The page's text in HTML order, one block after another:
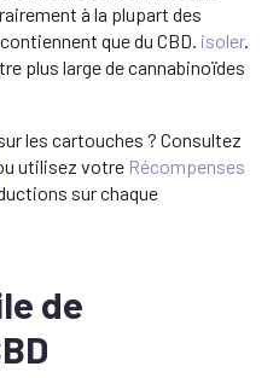
à la plupart des
que du CBD. isoler.
plus large de cannabinoïdes
les cartouches ? Consultez
utilisez votre Récompenses
sur chaque
de